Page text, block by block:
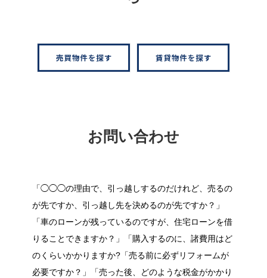
お問い合わせ
「◯◯◯の理由で、引っ越しするのだけれど、売るの
が先ですか、引っ越し先を決めるのが先ですか？」
「車のローンが残っているのですが、住宅ローンを借
りることできますか？」「購入するのに、諸費用はど
のくらいかかりますか?「売る前に必ずリフォームが
必要ですか？」「売った後、どのような税金がかかり